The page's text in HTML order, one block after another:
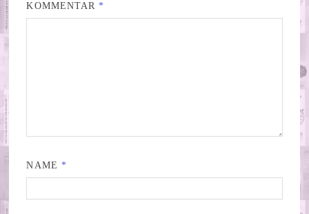
KOMMENTAR *
NAME *